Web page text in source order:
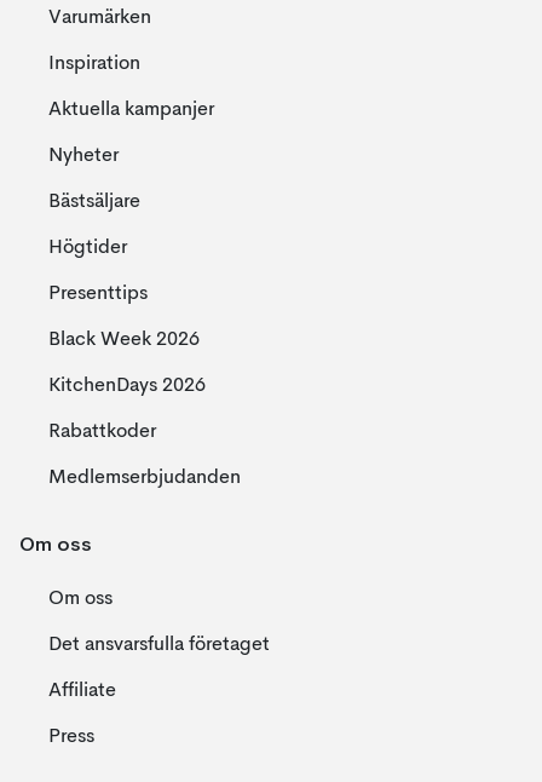
Varumärken
Inspiration
Aktuella kampanjer
Nyheter
Bästsäljare
Högtider
Presenttips
Black Week 2026
KitchenDays 2026
Rabattkoder
Medlemserbjudanden
Om oss
Om oss
Det ansvarsfulla företaget
Affiliate
Press